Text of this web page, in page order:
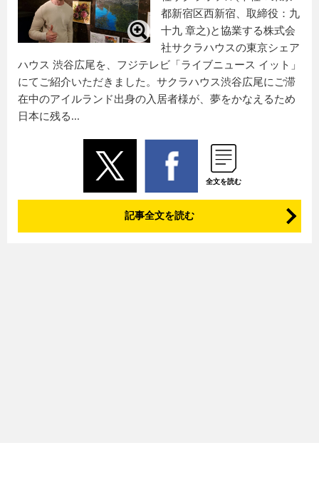
都新宿区西新宿、取締役：九
十九 章之)と協業する株式会
社サクラハウスの東京シェア
ハウス 渋谷広尾を、フジテレビ「ライブニュース イット」
にてご紹介いただきました。サクラハウス渋谷広尾にご滞
在中のアイルランド出身の入居者様が、夢をかなえるため
日本に残る...
全文を読む
記事全文を読む